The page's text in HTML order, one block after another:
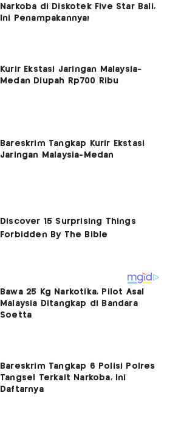
Narkoba di Diskotek Five Star Bali,
Ini Penampakannya!
Kurir Ekstasi Jaringan Malaysia-
Medan Diupah Rp700 Ribu
Bareskrim Tangkap Kurir Ekstasi
Jaringan Malaysia-Medan
Bawa 25 Kg Narkotika, Pilot Asal
Malaysia Ditangkap di Bandara
Soetta
Bareskrim Tangkap 6 Polisi Polres
Tangsel Terkait Narkoba, Ini
Daftarnya